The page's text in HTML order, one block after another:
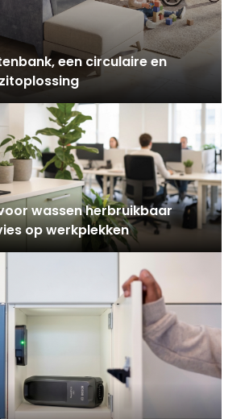
een circulaire en
wassen herbruikbaar
op werkplekken